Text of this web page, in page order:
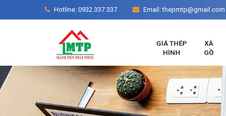
Hotline: 0932.337.337 Email: thepmtp@gmail.com
GIÁ THÉP
HÌNH
XÀ
GỒ